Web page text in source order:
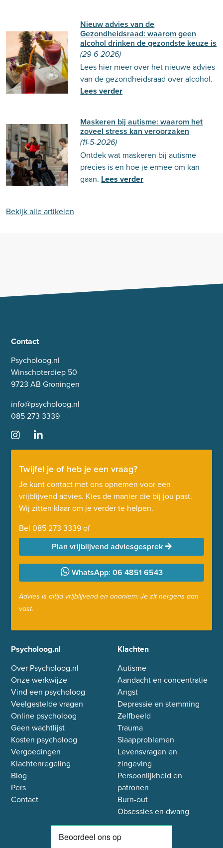
Nieuw advies van de
Gezondheidsraad: waarom geen
alcohol drinken de gezondste keuze is
(29-6-2026)
Lees hier meer over het nieuwe advies
van de gezondheidsraad over alcohol.
Lees verder
Maskeren bij autisme: waarom het
zoveel stress kan veroorzaken
(11-5-2026)
Ontdek wat maskeren bij autisme
precies is en hoe je ermee om kan
gaan. Lees verder
Bekijk alle artikelen
Contact
Psycholoog.nl
Winschoterdiep 50
9723 AB Groningen
info@psycholoog.nl
085 273 3339
Twijfel je of heb je een vraag?
Je kunt contact met ons opnemen voor een
vrijblijvend advies. Kies de manier die bij jou past.
Wij zitten klaar om je verder te helpen.
Bel 085 273 3339of
Plan vrijblijvend adviesgesprek
WhatsApp: 06 4851 6543
Advies is altijd vrijblijvend en anoniem: Je zit nergens aan
vast.
Psycholoog.nl
Over Psycholoog.nl
Onze werkwijze
Vind een psycholoog
Veelgestelde vragen
Online psycholoog
Geen wachtlijst
Kosten psycholoog
Vergoedingen
Klachtenregeling
Blog
Pers
Contact
Klachten
Autisme
Aandacht en concentratie
Angst
Depressie en stemming
Zelfbeeld
Trauma
Slaapproblemen
Levensvragen en
zingeving
Persoonlijkheid en
patronen
Burn-out
Obsessies en dwang